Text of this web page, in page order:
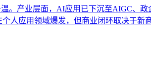
产业层面，AI应用已下沉至AIGC、政
人应用领域爆发，但商业闭环取决于新